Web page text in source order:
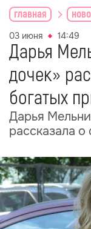
главная
03 июня 14:49
Дарья
дочек»
богатых
Дарья
рассказала о